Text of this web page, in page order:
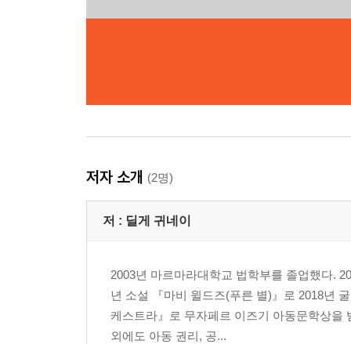
저자 소개 (2명)
저 : 딜게 귀네이
2003년 마르마라대학교 법학부를 졸업했다.
년 소설 『마비 윌드즈(푸른 별)』로 2018년
케스트라』로 무자페르 이즈기 아동문학상을
외에도 아동 권리, 공...